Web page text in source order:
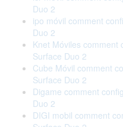
Duo 2
ipo móvil comment
Duo 2
Knet Móviles comment
Surface Duo 2
Cube Móvil comment
Surface Duo 2
Digame comment
Duo 2
DIGI mobil comment